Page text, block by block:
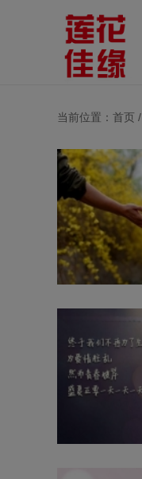
当前位置：首页 /